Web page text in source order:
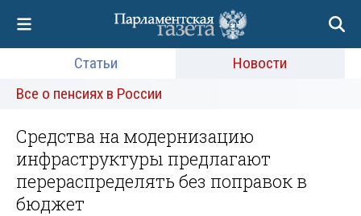
Статьи
Новости
Все о пенсиях в России
Средства на модернизацию
инфраструктуры предлагают
перераспределять без поправок в
бюджет